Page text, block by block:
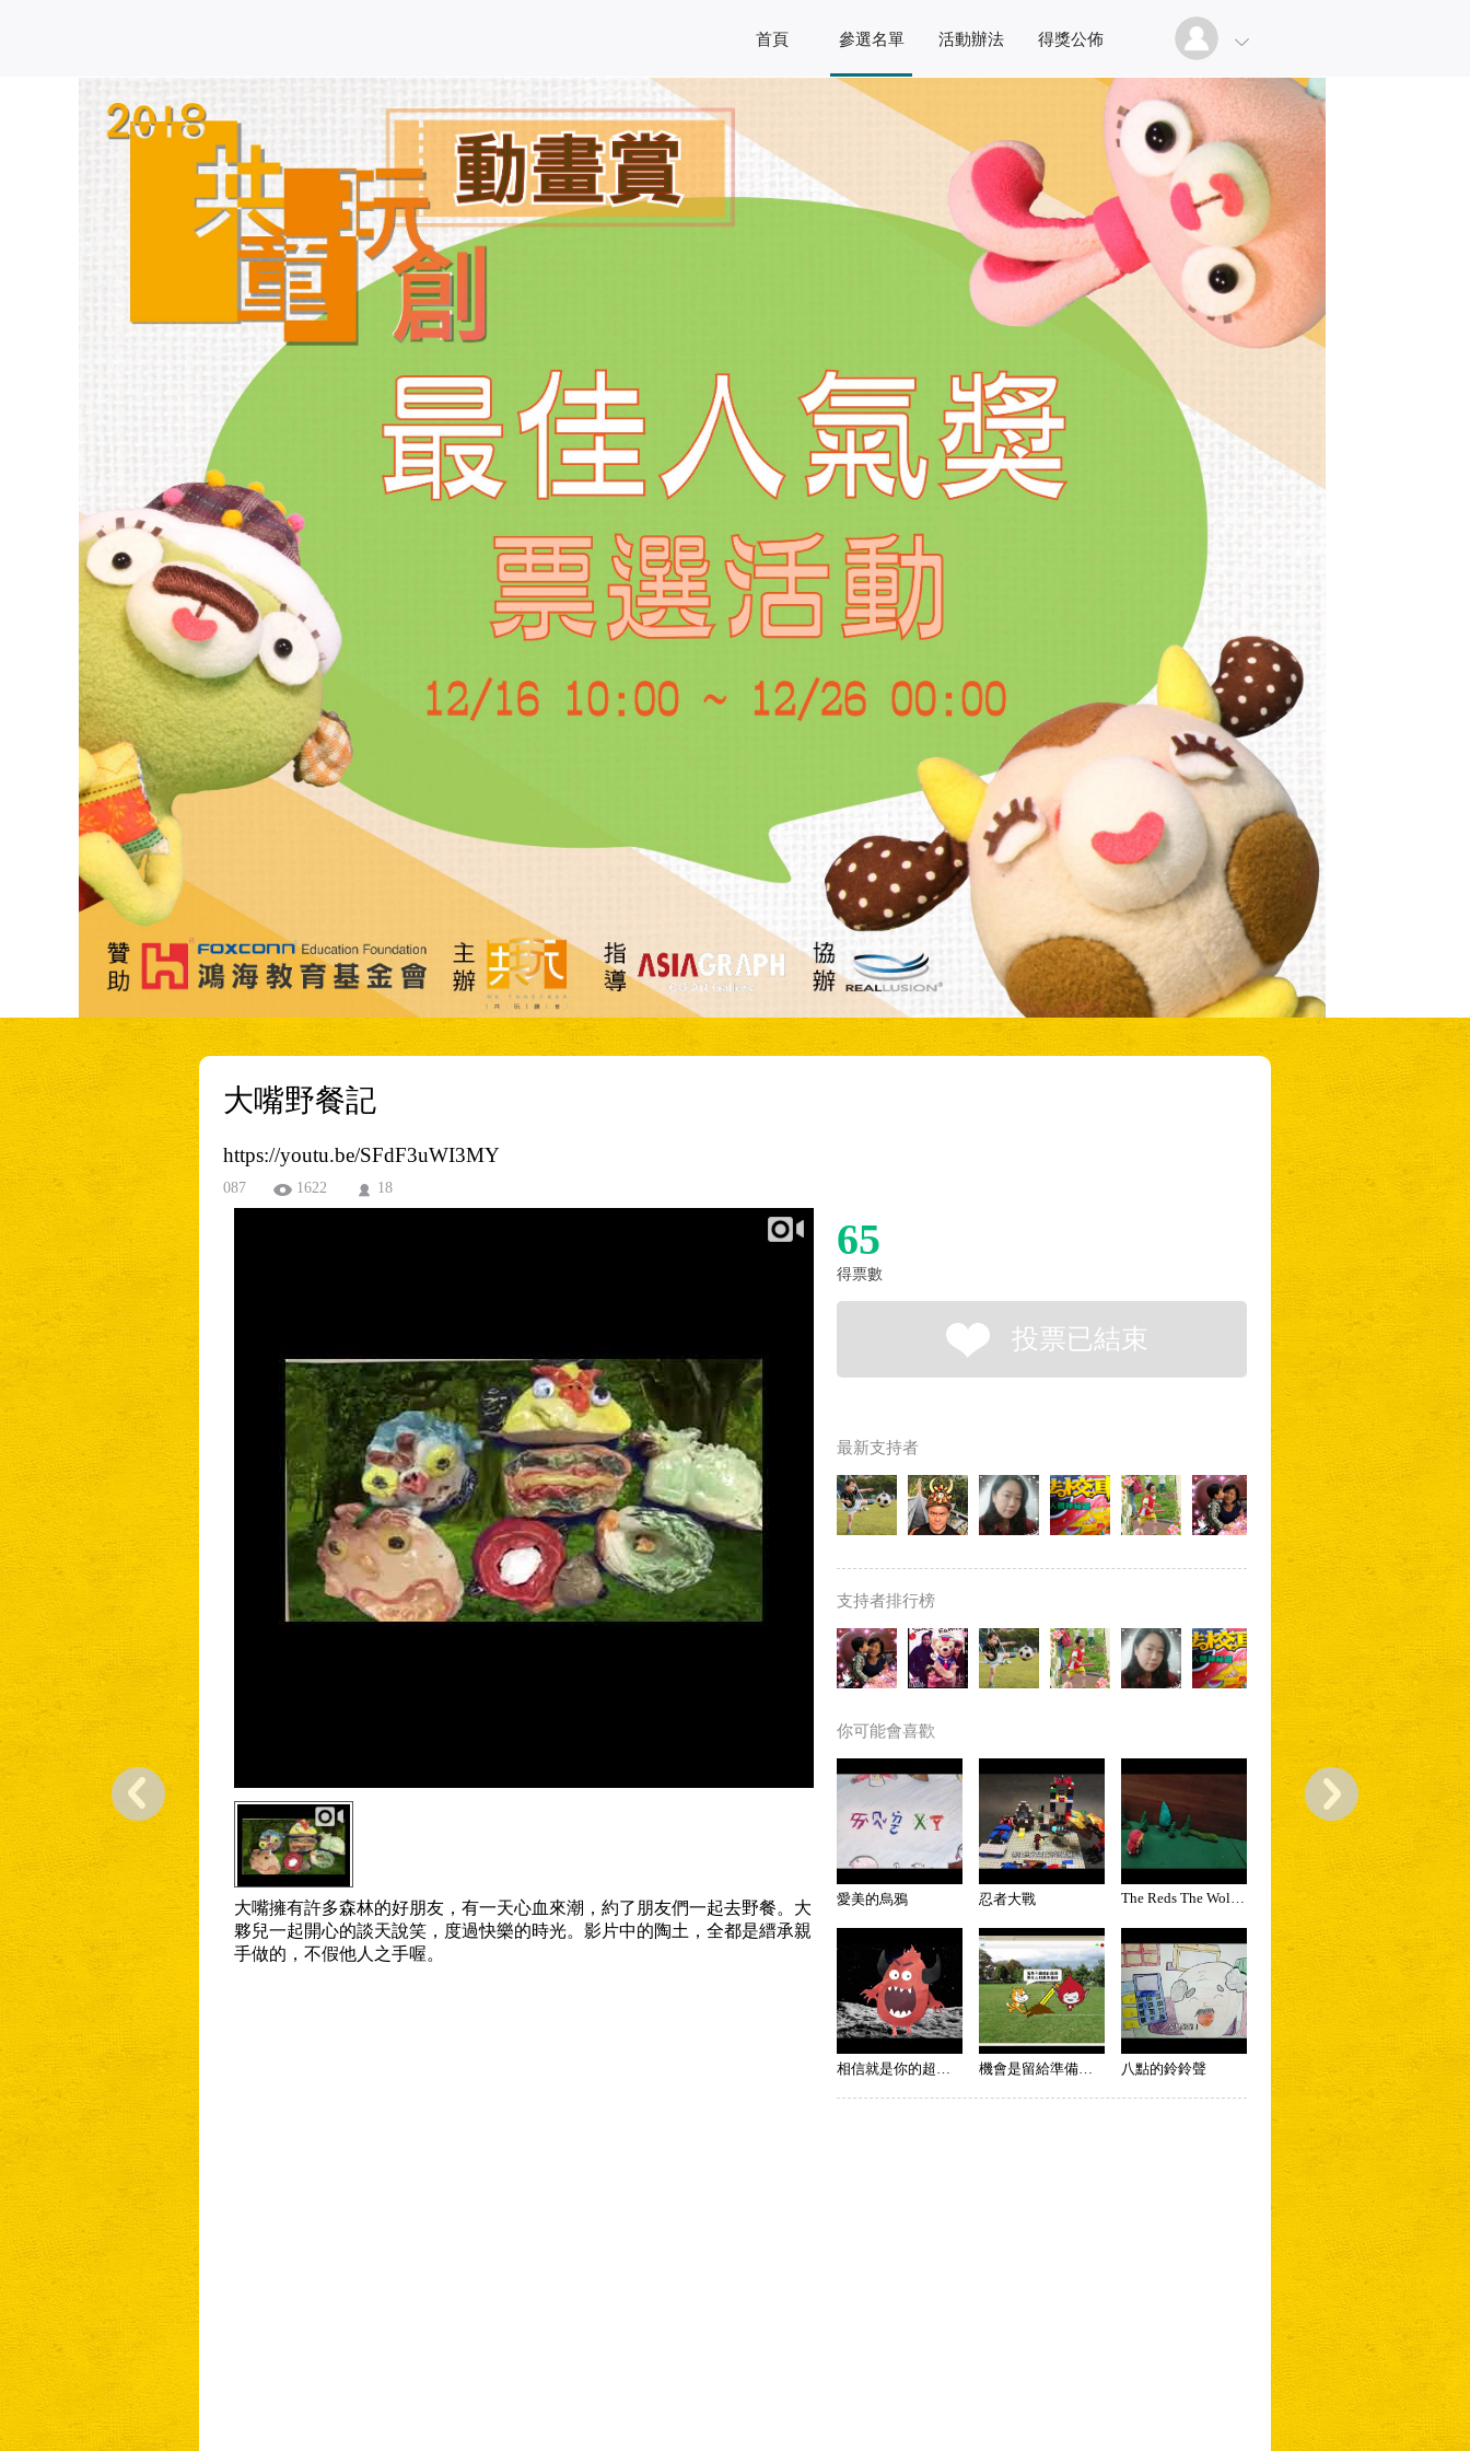
首頁 參選名單 活動辦法 得獎公佈
大嘴野餐記
https://youtu.be/SFdF3uWI3MY
087 1622 18
大嘴擁有許多森林的好朋友，有一天心血來潮，約了朋友們一起去野餐。大
夥兒一起開心的談天說笑，度過快樂的時光。影片中的陶土，全都是縉承親
手做的，不假他人之手喔。
65
得票數
投票已結束
最新支持者
支持者排行榜
你可能會喜歡
愛美的烏鴉 忍者大戰 The Reds The Wolves
相信就是你的超能力 機會是留給準備好的人 八點的鈴鈴聲